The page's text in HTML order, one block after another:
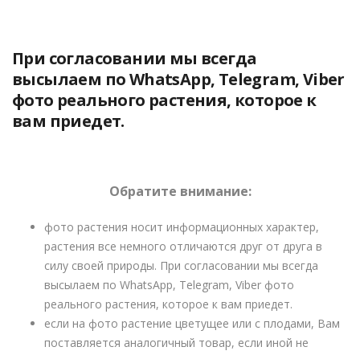
При согласовании мы всегда
высылаем по WhatsApp, Telegram, Viber
фото реального растения, которое к
вам приедет.
Обратите внимание:
фото растения носит информационных характер,
растения все немного отличаются друг от друга в
силу своей природы. При согласовании мы всегда
высылаем по WhatsApp, Telegram, Viber фото
реального растения, которое к вам приедет.
если на фото растение цветущее или с плодами, Вам
поставляется аналогичный товар, если иной не